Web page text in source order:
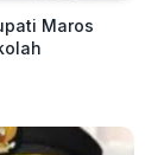
Maros